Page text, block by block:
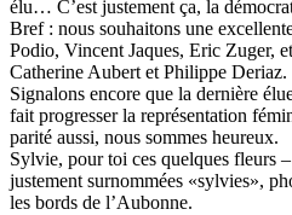
élu… C’est justement ça, la
Bref : nous souhaitons une
Podio, Vincent Jaques, Eric Zuger,
Catherine Aubert et Philippe Deriaz.
Signalons encore que la dernière
fait progresser la représentation
parité aussi, nous sommes heureux.
Sylvie, pour toi ces quelques fleurs
justement surnommées «sylvies»,
les bords de l’Aubonne.